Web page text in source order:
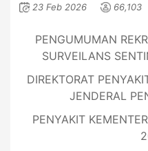
23 Feb 2026 66,103
PENGUMUMAN
SURVEILANS
DIREKTORAT
JENDERAL
PENYAKIT